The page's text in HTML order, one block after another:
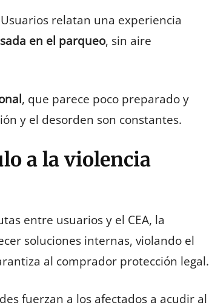
relatan una experiencia
en el parqueo, sin aire
, que parece poco preparado y
y el desorden son constantes.
a la violencia
entre usuarios y el CEA, la
soluciones internas, violando el
al comprador protección legal.
fuerzan a los afectados a acudir al